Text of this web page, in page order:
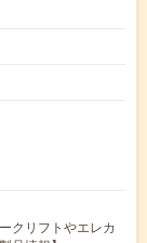
クリフトやエレカ